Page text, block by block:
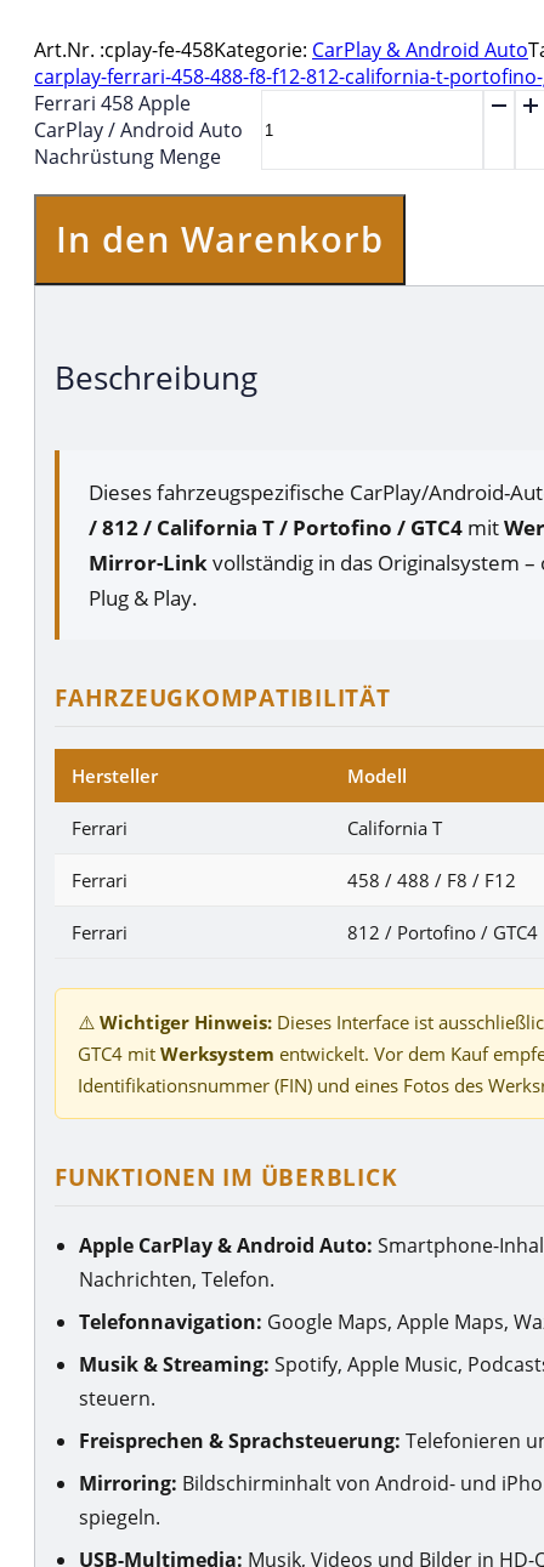
Art.Nr. :cplay-fe-458Kategorie: CarPlay & Android Auto
carplay-ferrari-458-488-f8-f12-812-california-t-
Ferrari 458 Apple
CarPlay / Android Auto
Nachrüstung Menge
In den Warenkorb
Beschreibung
Dieses fahrzeugspezifische CarPlay/Android-
/ 812 / California T / Portofino / GTC4 mit
Mirror-Linkvollständig in das Originalsystem
Plug & Play.
FAHRZEUGKOMPATIBILITÄT
Hersteller Modell
Ferrari California T
Ferrari 458 / 488 / F8 / F12
Ferrari 812 / Portofino / GTC4
⚠️ Wichtiger Hinweis: Dieses Interface ist
GTC4 mit Werksystem entwickelt. Vor dem Kauf
Identifikationsnummer (FIN) und eines Fotos des
FUNKTIONEN IM ÜBERBLICK
Apple CarPlay & Android Auto: Smartphone-
Nachrichten, Telefon.
Telefonnavigation: Google Maps, Apple Maps,
Musik & Streaming: Spotify, Apple Music,
steuern.
Freisprechen & Sprachsteuerung: Telefonieren
Mirroring: Bildschirminhalt von Android- und
spiegeln.
USB-Multimedia: Musik, Videos und Bilder in